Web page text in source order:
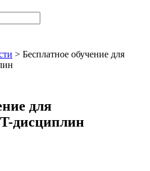
> Бесплатное обучение для
для
дисциплин